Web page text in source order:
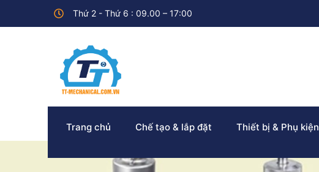
Thứ 2 - Thứ 6 : 09.00 – 17:00
Trang chủ Chế tạo & lắp đặt Thiết bị & Phụ kiện